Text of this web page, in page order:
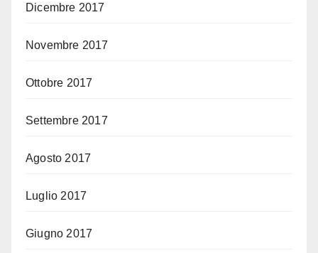
Dicembre 2017
Novembre 2017
Ottobre 2017
Settembre 2017
Agosto 2017
Luglio 2017
Giugno 2017